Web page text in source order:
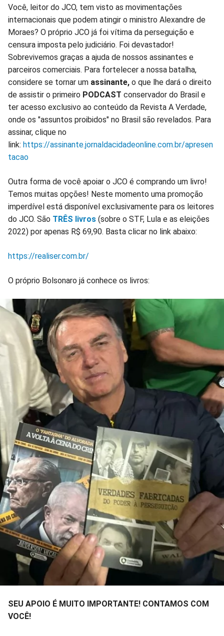
Você, leitor do JCO, tem visto as movimentações
internacionais que podem atingir o ministro Alexandre de
Moraes? O próprio JCO já foi vítima da perseguição e
censura imposta pelo judiciário. Foi devastador!
Sobrevivemos graças a ajuda de nossos assinantes e
parceiros comerciais. Para fortelecer a nossa batalha,
considere se tornar um assinante, o que lhe dará o direito
de assistir o primeiro PODCAST conservador do Brasil e
ter acesso exclusivo ao conteúdo da Revista A Verdade,
onde os "assuntos proibidos" no Brasil são revelados. Para
assinar, clique no
link: https://assinante.jornaldacidadeonline.com.br/apresen
tacao
Outra forma de você apoiar o JCO é comprando um livro!
Temos muitas opções! Neste momento uma promoção
imperdível está disponível exclusivamente para os leitores
do JCO. São TRÊS livros (sobre o STF, Lula e as eleições
2022) por apenas R$ 69,90. Basta clicar no link abaixo:
https://realiser.com.br/
O próprio Bolsonaro já conhece os livros:
SEU APOIO É MUITO IMPORTANTE! CONTAMOS COM
VOCÊ!